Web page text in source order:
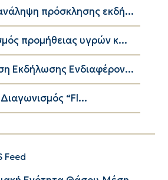
πρόσκλησης εκδή...
προμήθειας υγρών κ...
Εκδήλωσης Ενδιαφέρον...
“Fl...
Feed